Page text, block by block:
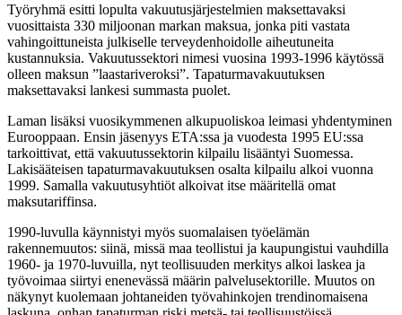
Työryhmä esitti lopulta vakuutusjärjestelmien maksettavaksi
vuosittaista 330 miljoonan markan maksua, jonka piti vastata
vahingoittuneista julkiselle terveydenhoidolle aiheutuneita
kustannuksia. Vakuutussektori nimesi vuosina 1993-1996 käytössä
olleen maksun ”laastariveroksi”. Tapaturmavakuutuksen
maksettavaksi lankesi summasta puolet.
Laman lisäksi vuosikymmenen alkupuoliskoa leimasi yhdentyminen
Eurooppaan. Ensin jäsenyys ETA:ssa ja vuodesta 1995 EU:ssa
tarkoittivat, että vakuutussektorin kilpailu lisääntyi Suomessa.
Lakisääteisen tapaturmavakuutuksen osalta kilpailu alkoi vuonna
1999. Samalla vakuutusyhtiöt alkoivat itse määritellä omat
maksutariffinsa.
1990-luvulla käynnistyi myös suomalaisen työelämän
rakennemuutos: siinä, missä maa teollistui ja kaupungistui vauhdilla
1960- ja 1970-luvuilla, nyt teollisuuden merkitys alkoi laskea ja
työvoimaa siirtyi enenevässä määrin palvelusektorille. Muutos on
näkynyt kuolemaan johtaneiden työvahinkojen trendinomaisena